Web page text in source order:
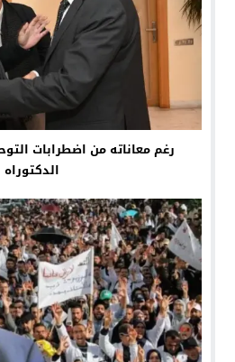
رغم معاناته من اضطرابات
الدكتوراه